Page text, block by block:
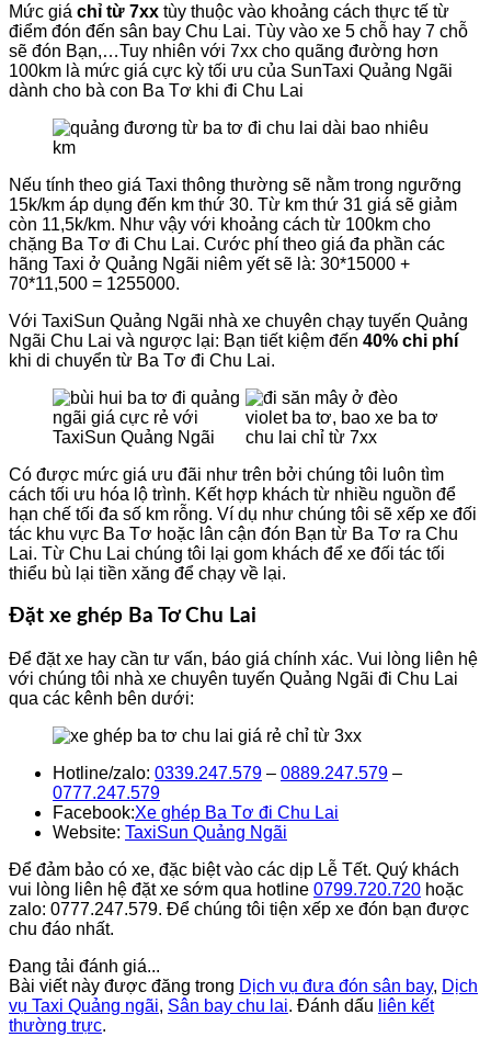
Mức giá chỉ từ 7xx tùy thuộc vào khoảng cách thực tế từ
điểm đón đến sân bay Chu Lai. Tùy vào xe 5 chỗ hay 7 chỗ
sẽ đón Bạn,…Tuy nhiên với 7xx cho quãng đường hơn
100km là mức giá cực kỳ tối ưu của SunTaxi Quảng Ngãi
dành cho bà con Ba Tơ khi đi Chu Lai
Nếu tính theo giá Taxi thông thường sẽ nằm trong ngưỡng
15k/km áp dụng đến km thứ 30. Từ km thứ 31 giá sẽ giảm
còn 11,5k/km. Như vậy với khoảng cách từ 100km cho
chặng Ba Tơ đi Chu Lai. Cước phí theo giá đa phần các
hãng Taxi ở Quảng Ngãi niêm yết sẽ là: 30*15000 +
70*11,500 = 1255000.
Với TaxiSun Quảng Ngãi nhà xe chuyên chạy tuyến Quảng
Ngãi Chu Lai và ngược lại: Bạn tiết kiệm đến 40% chi phí
khi di chuyển từ Ba Tơ đi Chu Lai.
Có được mức giá ưu đãi như trên bởi chúng tôi luôn tìm
cách tối ưu hóa lộ trình. Kết hợp khách từ nhiều nguồn để
hạn chế tối đa số km rỗng. Ví dụ như chúng tôi sẽ xếp xe đối
tác khu vực Ba Tơ hoặc lân cận đón Bạn từ Ba Tơ ra Chu
Lai. Từ Chu Lai chúng tôi lại gom khách để xe đối tác tối
thiểu bù lại tiền xăng để chạy về lại.
Đặt xe ghép Ba Tơ Chu Lai
Để đặt xe hay cần tư vấn, báo giá chính xác. Vui lòng liên hệ
với chúng tôi nhà xe chuyên tuyến Quảng Ngãi đi Chu Lai
qua các kênh bên dưới:
Hotline/zalo: 0339.247.579 – 0889.247.579 –
0777.247.579
Facebook:Xe ghép Ba Tơ đi Chu Lai
Website: TaxiSun Quảng Ngãi
Để đảm bảo có xe, đặc biệt vào các dịp Lễ Tết. Quý khách
vui lòng liên hệ đặt xe sớm qua hotline 0799.720.720 hoặc
zalo: 0777.247.579. Để chúng tôi tiện xếp xe đón bạn được
chu đáo nhất.
Đang tải đánh giá...
Bài viết này được đăng trong Dịch vụ đưa đón sân bay, Dịch
vụ Taxi Quảng ngãi, Sân bay chu lai. Đánh dấu liên kết
thường trực.